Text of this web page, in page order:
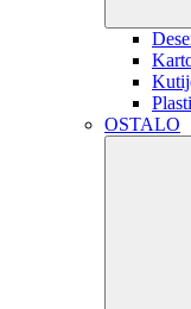
OSTALO